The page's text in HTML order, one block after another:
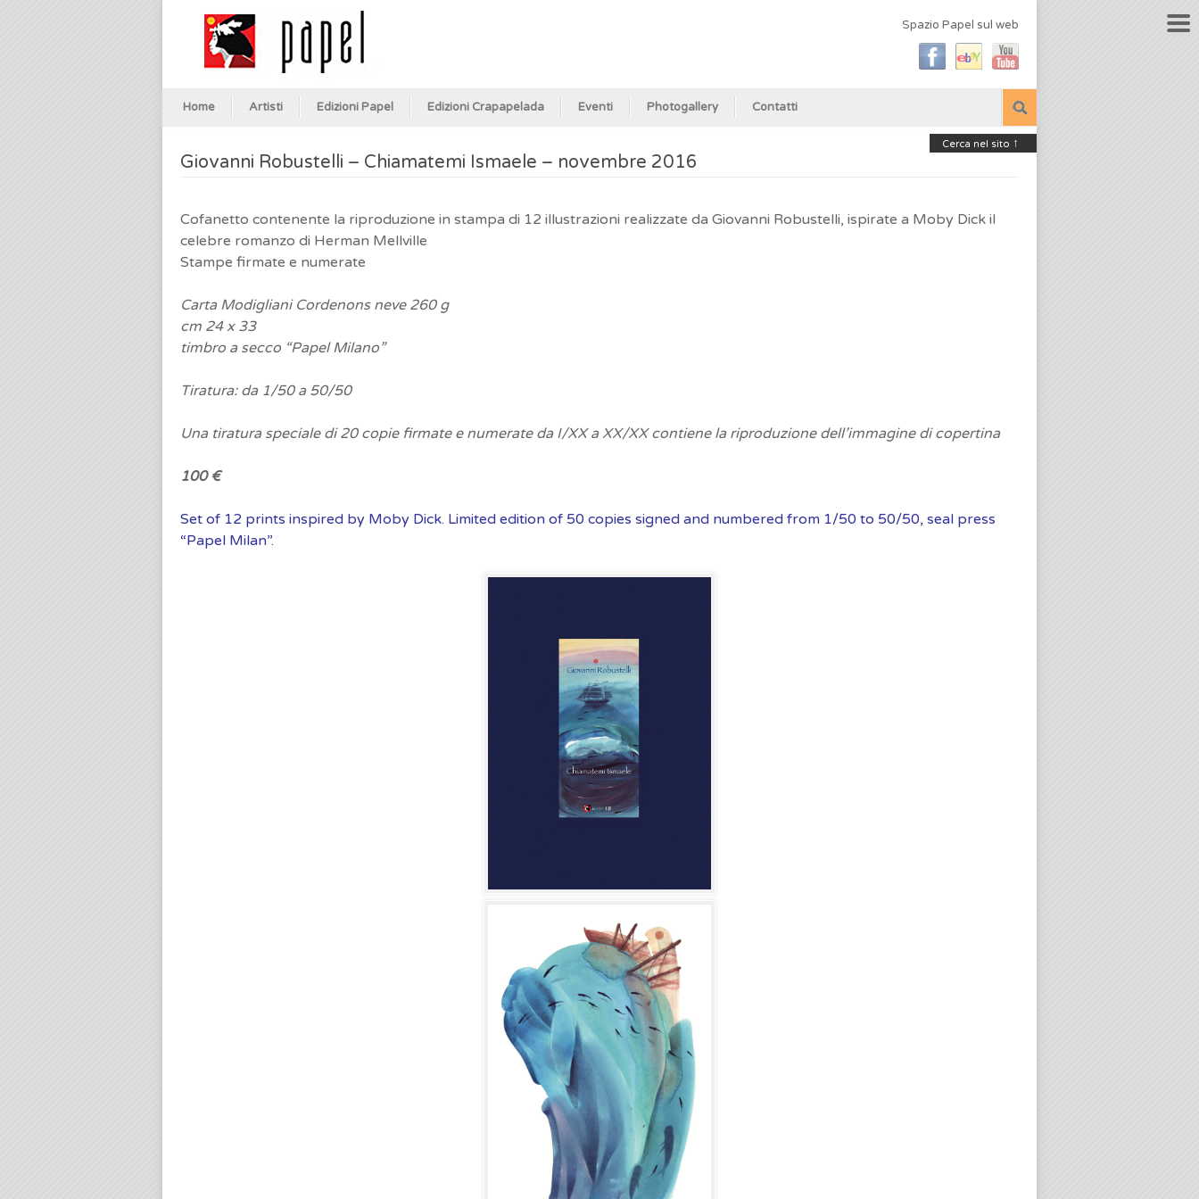
Spazio Papel sul web
Cerca nel sito ↑
Home Artisti Edizioni Papel Edizioni Crapapelada Eventi Photogallery Contatti
Giovanni Robustelli – Chiamatemi Ismaele – novembre 2016
Cofanetto contenente la riproduzione in stampa di 12 illustrazioni realizzate da Giovanni Robustelli, ispirate a Moby Dick il
celebre romanzo di Herman Mellville
Stampe firmate e numerate
Carta Modigliani Cordenons neve 260 g
cm 24 x 33
timbro a secco “Papel Milano”
Tiratura: da 1/50 a 50/50
Una tiratura speciale di 20 copie firmate e numerate da I/XX a XX/XX contiene la riproduzione dell’immagine di copertina
100 €
Set of 12 prints inspired by Moby Dick. Limited edition of 50 copies signed and numbered from 1/50 to 50/50, seal press
“Papel Milan”.